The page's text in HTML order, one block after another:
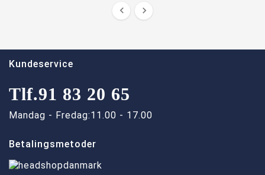
 
Kundeservice
Tlf.91 83 20 65
Mandag - Fredag:11.00 - 17.00
Betalingsmetoder